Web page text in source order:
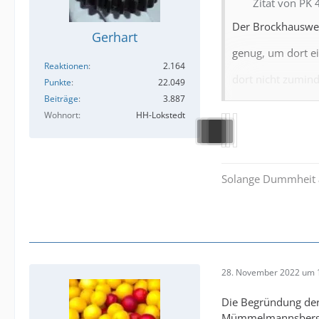
Gerhart
Reaktionen
2.164
Punkte
22.049
Beiträge
3.887
Wohnort
HH-Lokstedt
Zitat von PK
Der
genug, um dort
Wenn Sie auf
Die
Solange
28. November 2022 um
Die Begründung